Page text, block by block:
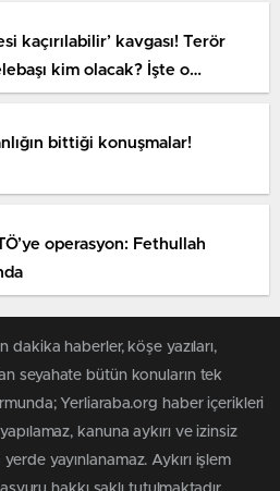
kaçırılabilir’ kavgası! Terör
kim olacak? İşte o
bittiği konuşmalar!
operasyon: Fethullah
dakika haberler, köşe yazıları,
seyahate bütün konuların tek
Yerliaraba.org haber içerikleri
kanuna aykırı ve izinsiz
yayınlanamaz. Aykırı işlem